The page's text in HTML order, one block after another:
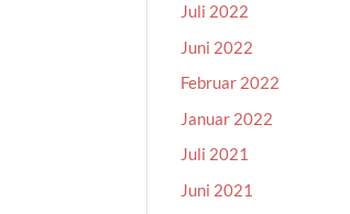
Juli 2022
Juni 2022
Februar 2022
Januar 2022
Juli 2021
Juni 2021